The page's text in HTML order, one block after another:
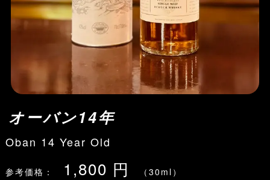
オーバン14年
Oban 14 Year Old
参考価格： 1,800 円
（30ml）